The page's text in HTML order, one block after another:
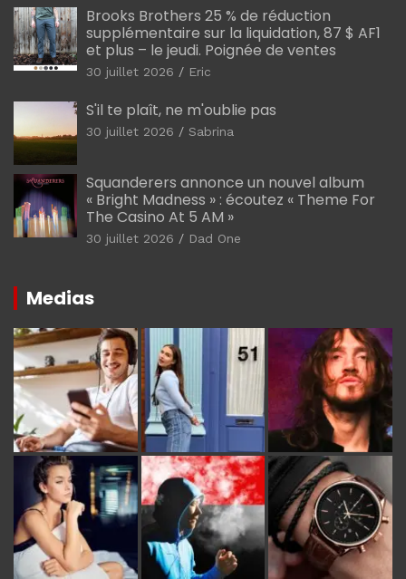
Brooks Brothers 25 % de réduction
supplémentaire sur la liquidation, 87 $ AF1
et plus – le jeudi. Poignée de ventes
30 juillet 2026 Eric
S'il te plaît, ne m'oublie pas
30 juillet 2026 Sabrina
Squanderers annonce un nouvel album
« Bright Madness » : écoutez « Theme For
The Casino At 5 AM »
30 juillet 2026 Dad One
Medias